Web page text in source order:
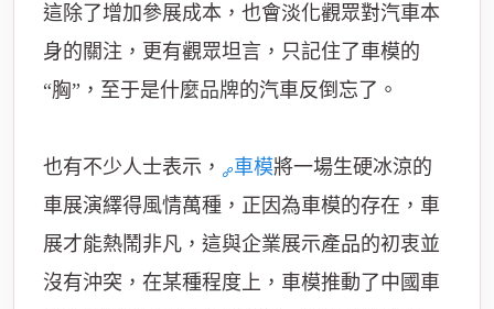
這除了增加參展成本，也會淡化觀眾對汽車本
身的關注，更有觀眾坦言，只記住了車模的
“胸”，至于是什麼品牌的汽車反倒忘了。
也有不少人士表示， 車模將一場生硬冰涼的
車展演繹得風情萬種，正因為車模的存在，車
展才能熱鬧非凡，這與企業展示產品的初衷並
沒有沖突，在某種程度上，車模推動了中國車